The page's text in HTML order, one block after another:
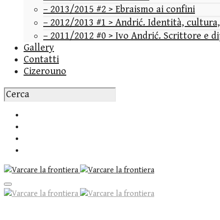
– 2013/2015 #2 > Ebraismo ai confini
– 2012/2013 #1 > Andrić. Identità,
– 2011/2012 #0 > Ivo Andrić. Scrittore e
Gallery
Contatti
Cizerouno